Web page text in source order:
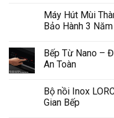
Máy Hút Mùi
Bảo Hành 3 Năm
Bếp Từ Nano –
An Toàn
Bộ nồi Inox
Gian Bếp